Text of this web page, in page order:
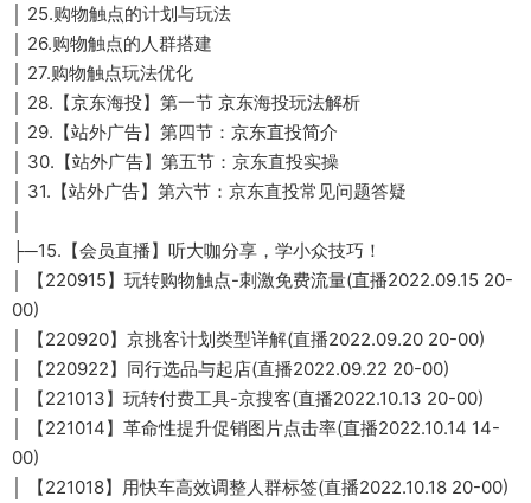
│ 25.购物触点的计划与玩法
│ 26.购物触点的人群搭建
│ 27.购物触点玩法优化
│ 28.【京东海投】第一节 京东海投玩法解析
│ 29.【站外广告】第四节：京东直投简介
│ 30.【站外广告】第五节：京东直投实操
│ 31.【站外广告】第六节：京东直投常见问题答疑
├─15.【会员直播】听大咖分享，学小众技巧！
│ 【220915】玩转购物触点-刺激免费流量(直播2022.09.15 20-
00)
│ 【220920】京挑客计划类型详解(直播2022.09.20 20-00)
│ 【220922】同行选品与起店(直播2022.09.22 20-00)
│ 【221013】玩转付费工具-京搜客(直播2022.10.13 20-00)
│ 【221014】革命性提升促销图片点击率(直播2022.10.14 14-
00)
│ 【221018】用快车高效调整人群标签(直播2022.10.18 20-00)